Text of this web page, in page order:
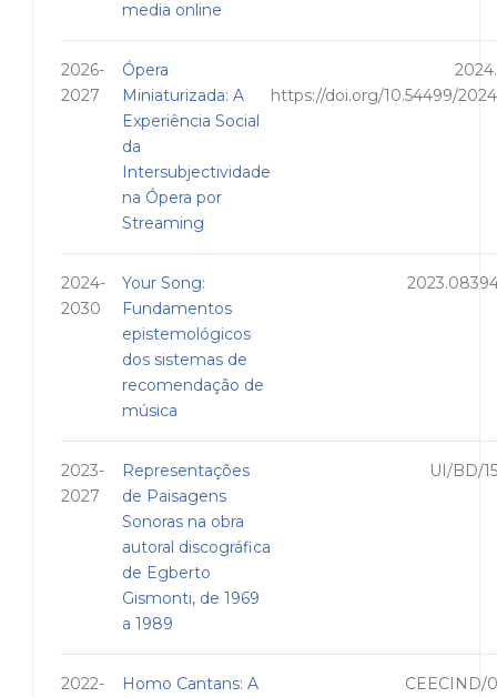
media online
2026-
2027
Ópera
Miniaturizada: A
Experiência Social
da
Intersubjectividade
na Ópera por
Streaming
https://doi.org/10.54499/
2024-
2030
Your Song:
Fundamentos
epistemológicos
dos sistemas de
recomendação de
música
2023-
2027
Representações
de Paisagens
Sonoras na obra
autoral discográfica
de Egberto
Gismonti, de 1969
a 1989
UI/BD/
2022-
Homo Cantans: A
CEECIND/